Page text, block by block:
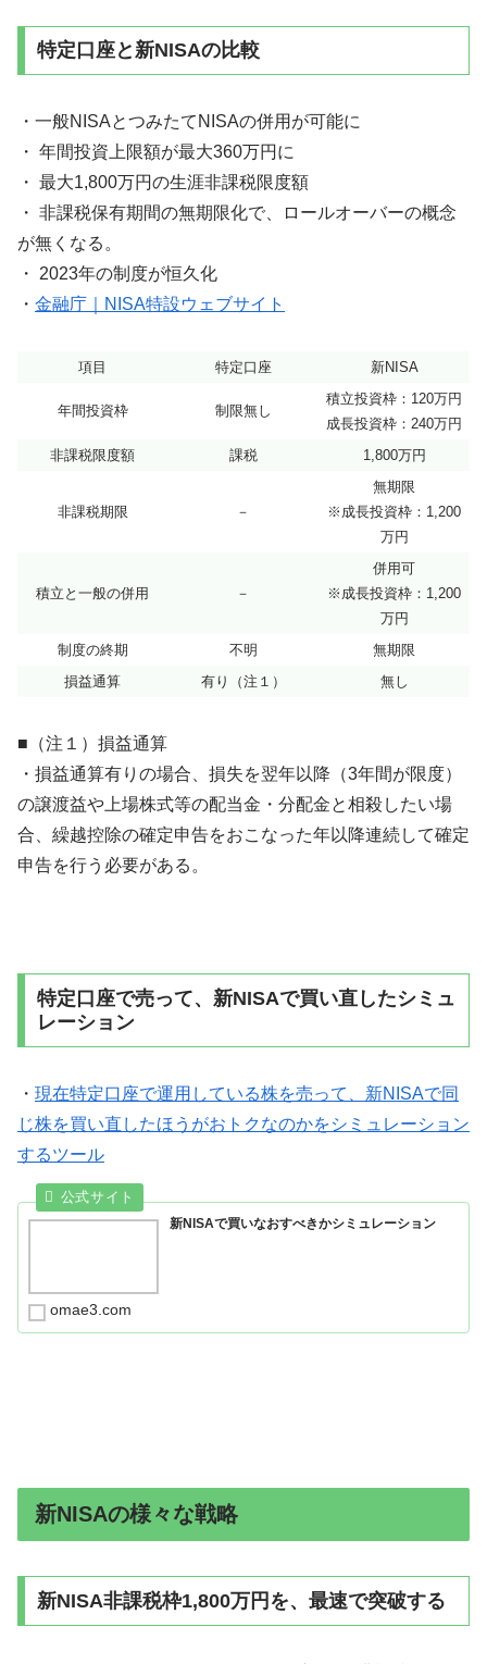
特定口座と新NISAの比較
・一般NISAとつみたてNISAの併用が可能に
・ 年間投資上限額が最大360万円に
・ 最大1,800万円の生涯非課税限度額
・ 非課税保有期間の無期限化で、ロールオーバーの概念
が無くなる。
・ 2023年の制度が恒久化
・ 金融庁｜NISA特設ウェブサイト
項目 特定口座 新NISA
年間投資枠 制限無し
積立投資枠：120万円
成長投資枠：240万円
非課税限度額
課税 1,800万円
非課税期限 －
無期限
※成長投資枠：1,200
万円
積立と一般の併用 －
併用可
※成長投資枠：1,200
万円
制度の終期
不明
無期限
損益通算
有り（注１） 無し
■（注１）損益通算
・損益通算有りの場合、損失を翌年以降（3年間が限度）
の譲渡益や上場株式等の配当金・分配金と相殺したい場
合、繰越控除の確定申告をおこなった年以降連続して確定
申告を行う必要がある。
特定口座で売って、新NISAで買い直したシミュ
レーション
・ 現在特定口座で運用している株を売って、新NISAで同
じ株を買い直したほうがおトクなのかをシミュレーション
するツール
新NISAで買いなおすべきかシミュレーション
omae3.com
新NISAの様々な戦略
新NISA非課税枠1,800万円を、最速で突破する